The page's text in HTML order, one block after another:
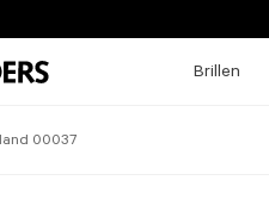
Brillen
00037